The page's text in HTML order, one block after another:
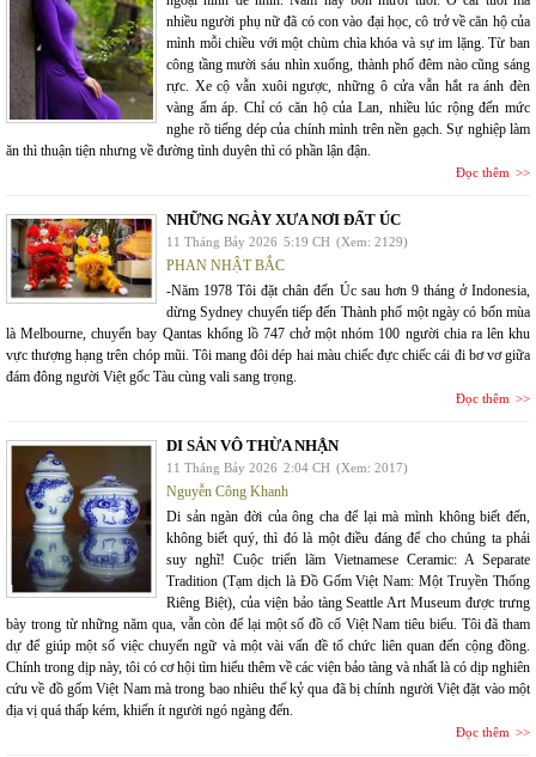
nhiều người phụ nữ đã có con vào đại học, cô trở về căn hộ của
mình mỗi chiều với một chùm chìa khóa và sự im lặng. Từ ban
công tầng mười sáu nhìn xuống, thành phố đêm nào cũng sáng
rực. Xe cộ vẫn xuôi ngược, những ô cửa vẫn hắt ra ánh đèn
vàng ấm áp. Chỉ có căn hộ của Lan, nhiều lúc rộng đến mức
nghe rõ tiếng dép của chính mình trên nền gạch. Sự nghiệp làm
ăn thì thuận tiện nhưng về đường tình duyên thì có phần lận đận.
Đọc thêm
NHỮNG NGÀY XƯA NƠI ĐẤT ÚC
11 Tháng Bảy 2026 5:19 CH (Xem: 2129)
PHAN NHẬT BẮC
-Năm 1978 Tôi đặt chân đến Úc sau hơn 9 tháng ở Indonesia,
dừng Sydney chuyển tiếp đến Thành phố một ngày có bốn mùa
là Melbourne, chuyến bay Qantas khổng lồ 747 chở một nhóm 100 người chia ra lên khu
vực thượng hạng trên chóp mũi. Tôi mang đôi dép hai màu chiếc đực chiếc cái đi bơ vơ giữa
đám đông người Việt gốc Tàu cùng vali sang trọng.
Đọc thêm
DI SẢN VÔ THỪA NHẬN
11 Tháng Bảy 2026 2:04 CH (Xem: 2017)
Nguyễn Công Khanh
Di sản ngàn đời của ông cha để lại mà mình không biết đến,
không biết quý, thì đó là một điều đáng để cho chúng ta phải
suy nghĩ! Cuộc triển lãm Vietnamese Ceramic: A Separate
Tradition (Tạm dịch là Đồ Gốm Việt Nam: Một Truyền Thống
Riêng Biệt), của viện bảo tàng Seattle Art Museum được trưng
bày trong từ những năm qua, vẫn còn để lại một số đồ cổ Việt Nam tiêu biểu. Tôi đã tham
dự để giúp một số việc chuyển ngữ và một vài vấn đề tổ chức liên quan đến cộng đồng.
Chính trong dịp này, tôi có cơ hội tìm hiểu thêm về các viện bảo tàng và nhất là có dịp nghiên
cứu về đồ gốm Việt Nam mà trong bao nhiêu thế kỷ qua đã bị chính người Việt đặt vào một
địa vị quá thấp kém, khiến ít người ngó ngàng đến.
Đọc thêm